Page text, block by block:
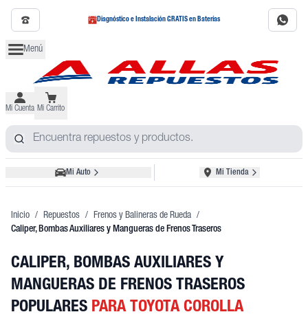
Diagnóstico e Instalación GRATIS en Baterías
Menú
Mi Cuenta Mi Carrito
Mi Auto Mi Tienda
Inicio / Repuestos / Frenos y Balineras de Rueda /
Caliper, Bombas Auxiliares y Mangueras de Frenos Traseros
CALIPER, BOMBAS AUXILIARES Y
MANGUERAS DE FRENOS TRASEROS
POPULARES PARA TOYOTA COROLLA